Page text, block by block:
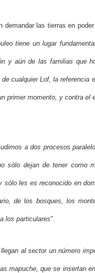
las tierras en poder
tiene un lugar
y aún de las familias que
cualquier Lof, la referencia
primer momento, y contra el
a dos procesos
sólo dejan de tener como
sólo les es reconocido en
de los bosques, los
los particulares”.
al sector un número
mapuche, que se insertan